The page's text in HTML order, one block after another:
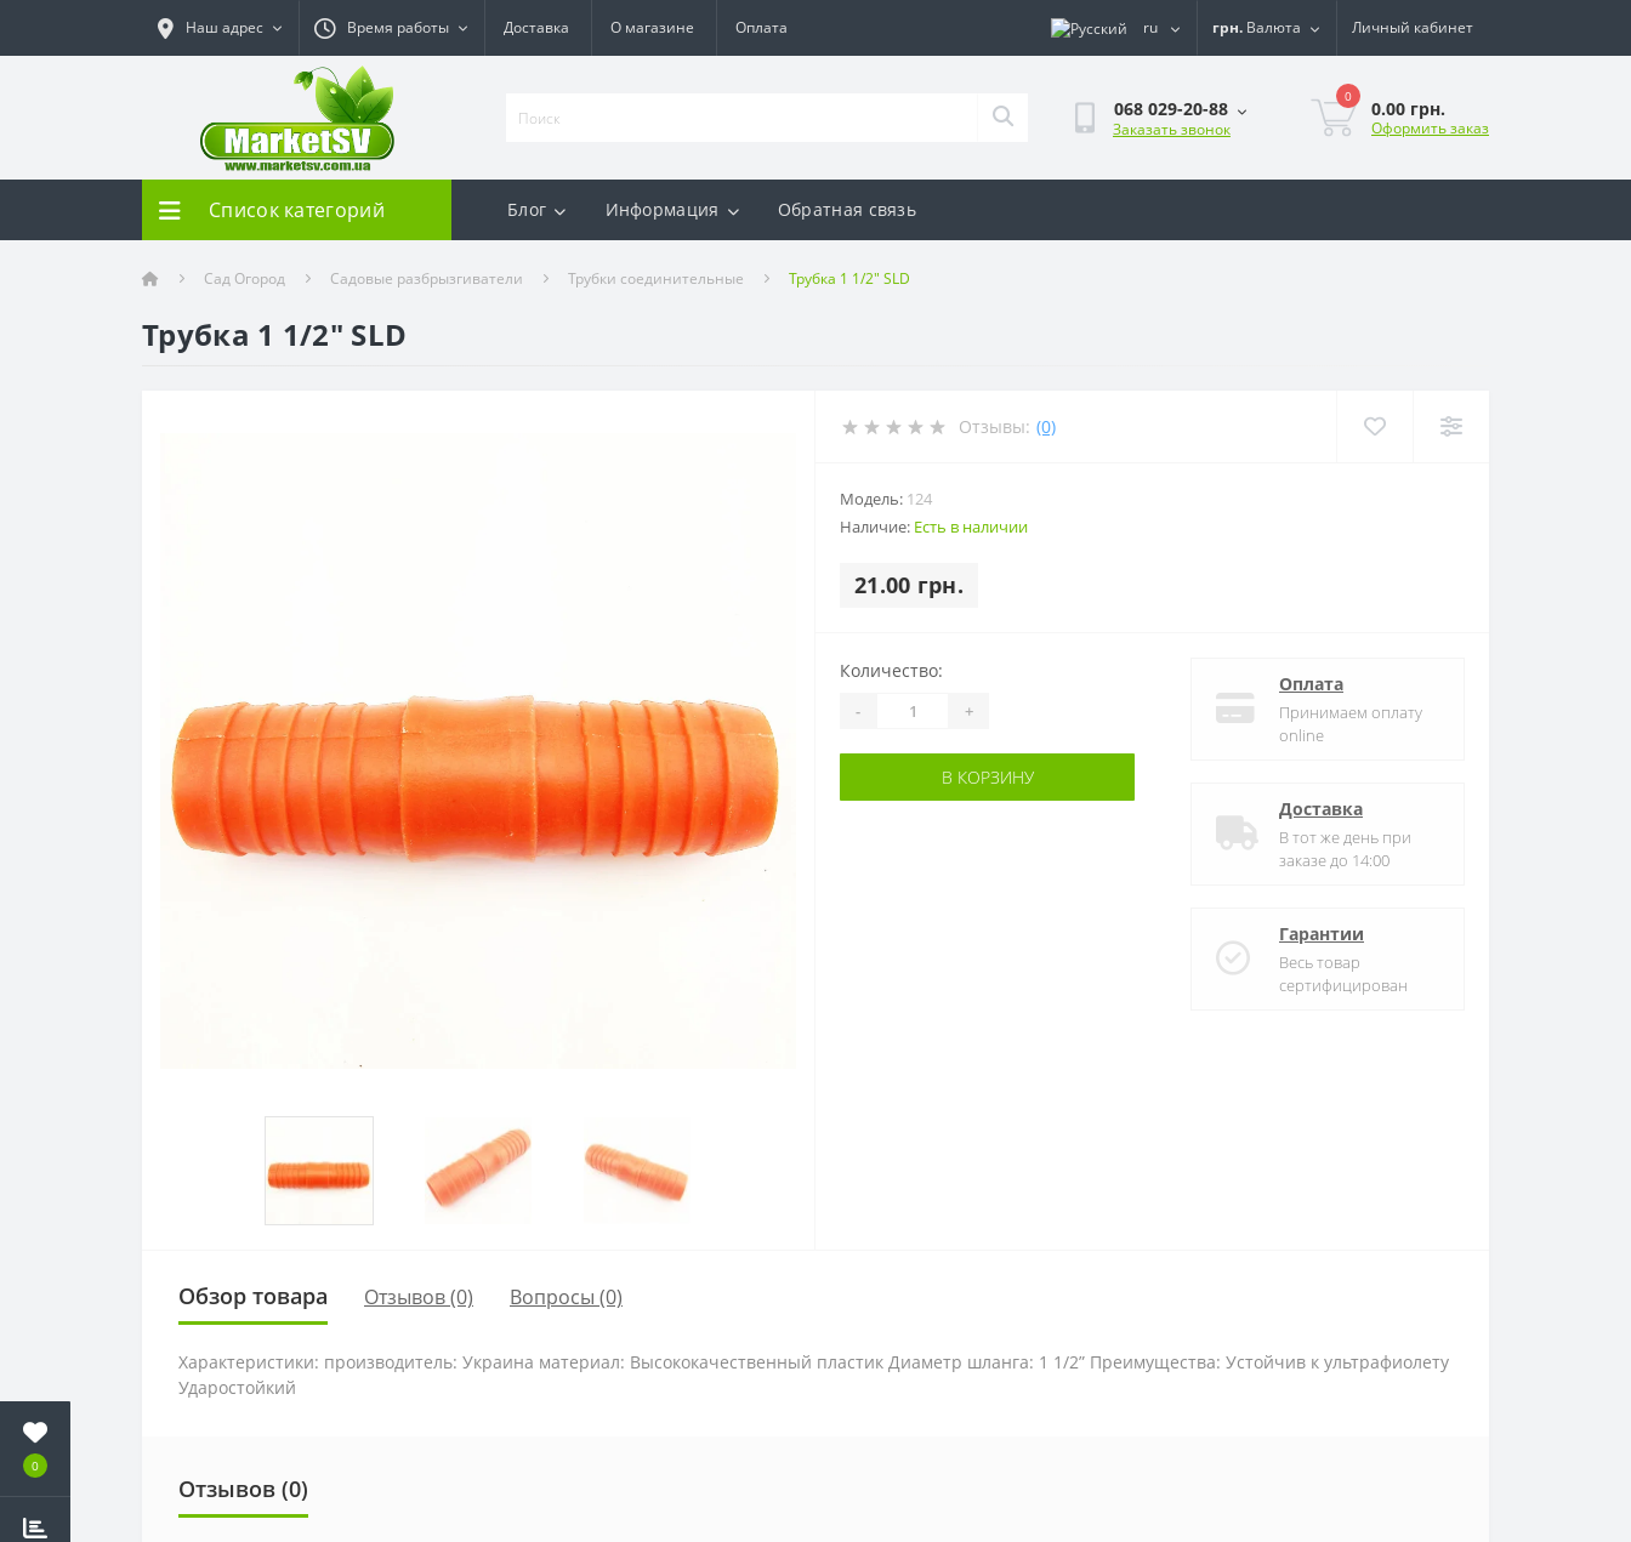
0
Наш адрес Время работы Доставка О магазине Оплата ru грн. Валюта Личный кабинет
068 029-20-88
Заказать звонок
0
0.00 грн.
Оформить заказ
Список категорий Блог Информация Обратная связь
Сад Огород Садовые разбрызгиватели Трубки соединительные Трубка 1 1/2" SLD
Трубка 1 1/2" SLD
Отзывы: (0)
Модель: 124
Наличие: Есть в наличии
21.00 грн.
Количество:
- +
В КОРЗИНУ
Оплата
Принимаем оплату
online
Доставка
В тот же день при
заказе до 14:00
Гарантии
Весь товар
сертифицирован
Обзор товара Отзывов (0) Вопросы (0)
Характеристики: производитель: Украина материал: Высококачественный пластик Диаметр шланга: 1 1/2” Преимущества: Устойчив к ультрафиолету
Ударостойкий
Отзывов (0)